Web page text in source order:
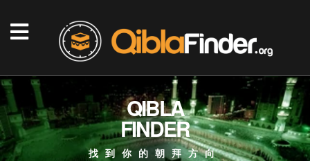
QIBLA
FINDER
找到你的朝拜方向